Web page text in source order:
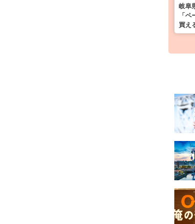
岐阜
「
買え